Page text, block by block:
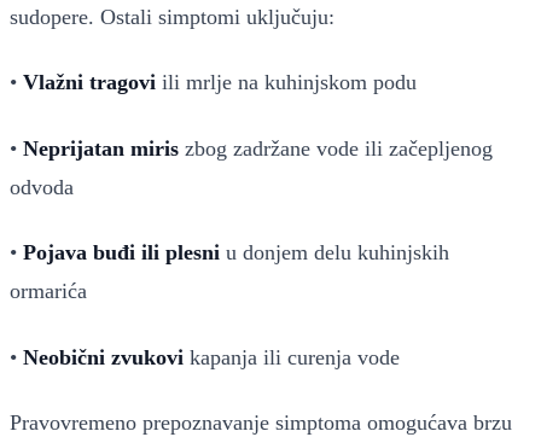
sudopere. Ostali simptomi uključuju:
• Vlažni tragovi ili mrlje na kuhinjskom podu
• Neprijatan miris zbog zadržane vode ili začepljenog
odvoda
• Pojava buđi ili plesni u donjem delu kuhinjskih
ormarića
• Neobični zvukovi kapanja ili curenja vode
Pravovremeno prepoznavanje simptoma omogućava brzu